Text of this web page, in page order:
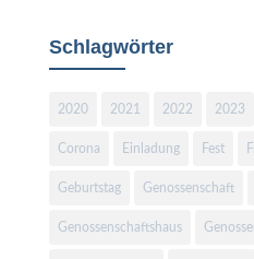
Schlagwörter
2020 2021 2022 2023
Corona Einladung Fest
Geburtstag Genossenschaft
Genossenschaftshaus